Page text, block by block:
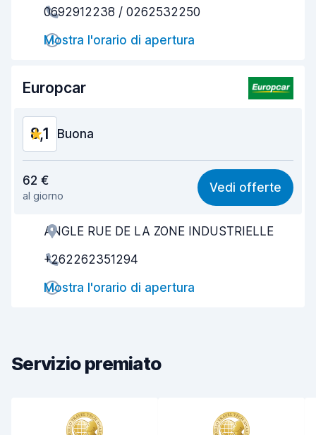
Rapidità del ritiro
Rapidità della riconsegna
8,3
0692912238 / 0262532250
Mostra l'orario di apertura
Europcar
8,1 Buona
8,0
Facile da trovare 8,2
Gentilezza degli agenti
Rapidità del ritiro
Rapidità della riconsegna
Condizioni dell'auto
62 €
al giorno
Vedi offerte
ANGLE RUE DE LA ZONE INDUSTRIELLE
+262262351294
Mostra l'orario di apertura
Servizio premiato